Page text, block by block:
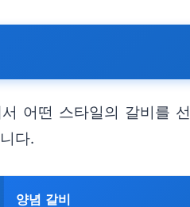
어떤 스타일의 갈비를
다.
양념 갈비